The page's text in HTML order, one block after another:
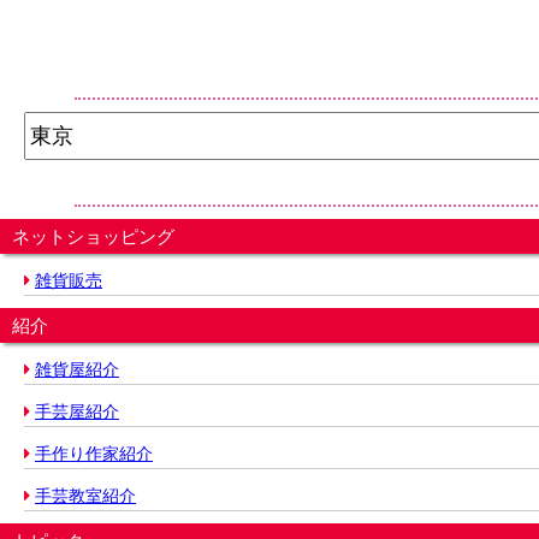
ネットショッピング
雑貨販売
紹介
雑貨屋紹介
手芸屋紹介
手作り作家紹介
手芸教室紹介